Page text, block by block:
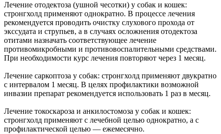
Лечение отодектоза (ушной чесотки) у собак и кошек:
стронгхолд применяют однократно. В процессе лечения
рекомендуется проводить очистку слухового прохода от
экссудата и струпьев, а в случаях осложнения отодектоза
отитами назначать соответствующее лечение
противомикробными и противовоспалительными средствами.
При необходимости курс лечения повторяют через 1 месяц.
Лечение саркоптоза у собак: стронгхолд применяют двукратно
с интервалом 1 месяц. В целях профилактики возможной
инвазии препарат рекомендуется использовать 1 раз в месяц.
Лечение токоскароза и анкилостомоза у собак и кошек:
стронгхолд применяют с лечебной целью однократно, а с
профилактической целью — ежемесячно.